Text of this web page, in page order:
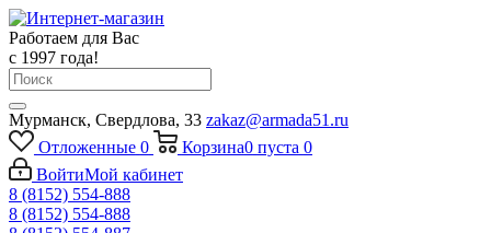
Работаем для Вас
с 1997 года!
Мурманск, Свердлова, 33 zakaz@armada51.ru
Отложенные 0 Корзина0 пуста 0
ВойтиМой кабинет
8 (8152) 554-888
8 (8152) 554-888